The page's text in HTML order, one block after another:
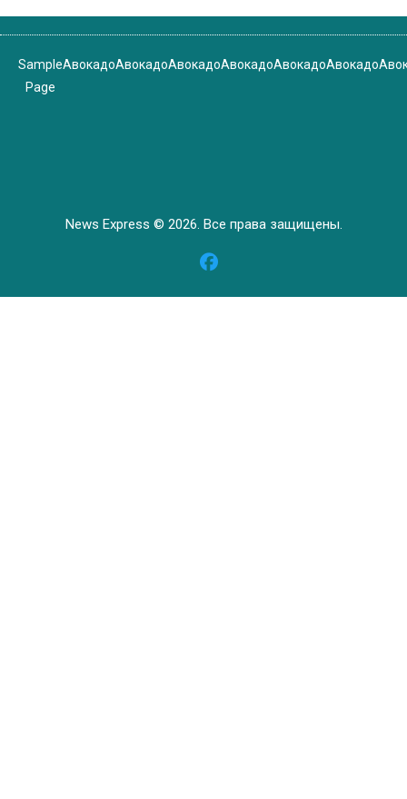
Sample
Page
АвокадоАвокадоАвокадоАвокадоАвокадоАвокадо
News Express © 2026. Все права защищены.